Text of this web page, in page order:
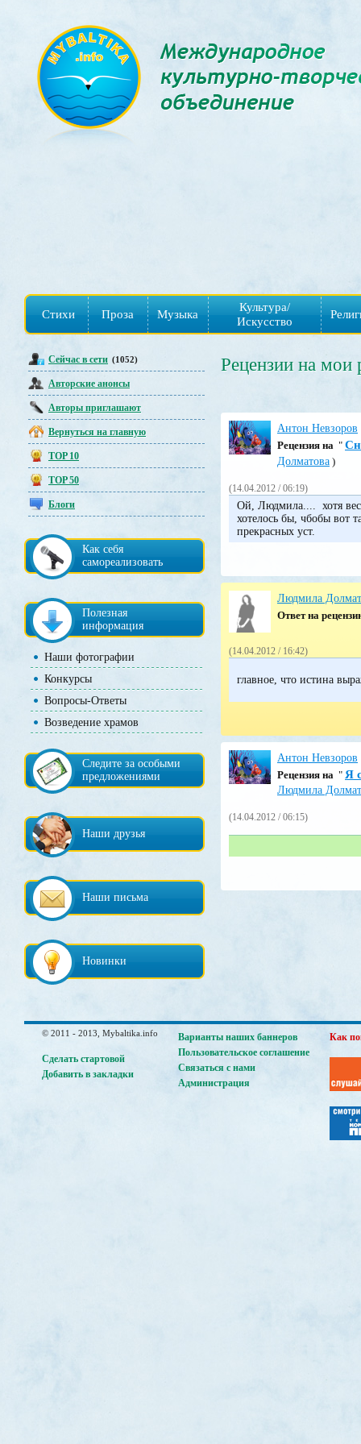
Стихи Проза Музыка
Культура/
Искусство
Сейчас в сети (1052)
Авторские анонсы
Авторы приглашают
Вернуться на главную
TOP 10
TOP 50
Блоги
Как себя
самореализовать
Полезная
информация
Наши фотографии
Конкурсы
Вопросы-Ответы
Возведение храмов
Следите за особыми
предложениями
Наши друзья
Наши письма
Новинки
Рецензии на мои
Антон Невзоров
Pецензия на "
Долматова )
(14.04.2012 / 06:19)
Ой, Людмила.... хотя
хотелось бы, чбобы вот
прекрасных уст.
Людмила
Ответ на
(14.04.2012 / 16:42)
главное, что истина
Антон Невзоров
Pецензия на " Я
Людмила
(14.04.2012 / 06:15)
© 2011 - 2013, Mybaltika.info
Сделать стартовой
Добавить в закладки
Варианты наших баннеров
Пользовательское соглашение
Связаться с нами
Администрация
Как